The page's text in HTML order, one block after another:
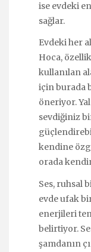
ise evdeki
sağlar.
Evdeki her
Hoca,
kullanılan
için burada
öneriyor.
sevdiğiniz
kendine
orada
Ses, ruhsal
evde ufak
enerjileri
belirtiyor.
şamdanın